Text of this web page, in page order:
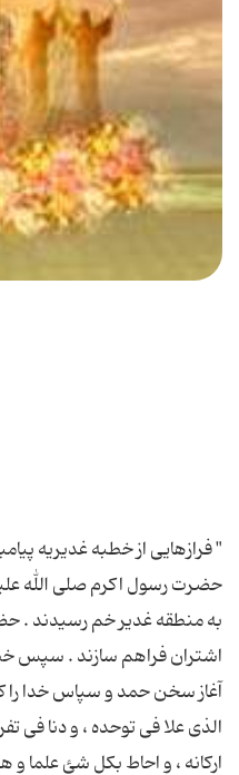
" فرازهایی از خطبه غدیریه
حضرت رسول اکرم صلی الله
به منطقه غدیر خم رسیدند .
اشتران فراهم سازند . سپس
آغاز سخن حمد و سپاس خدا را
الذى علا فى توحده ، و دنا فى
اركانه ، و احاط بكل شئ علما